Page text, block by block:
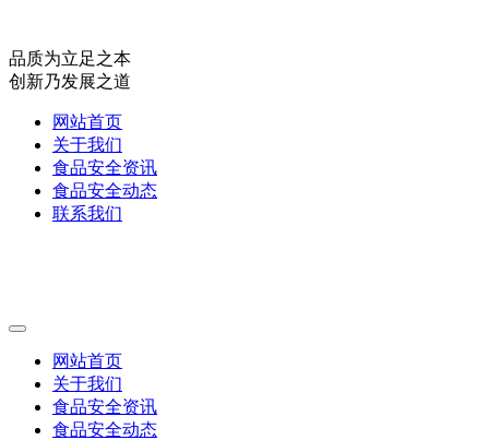
品质为立足之本
创新乃发展之道
网站首页
关于我们
食品安全资讯
食品安全动态
联系我们
网站首页
关于我们
食品安全资讯
食品安全动态